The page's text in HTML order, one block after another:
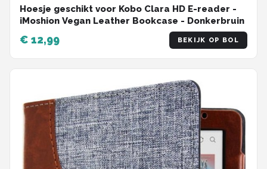
Hoesje geschikt voor Kobo Clara HD E-reader -
iMoshion Vegan Leather Bookcase - Donkerbruin
€ 12,99 BEKIJK OP BOL